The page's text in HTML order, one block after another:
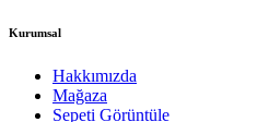
Kurumsal
Hakkımızda
Mağaza
Sepeti Görüntüle